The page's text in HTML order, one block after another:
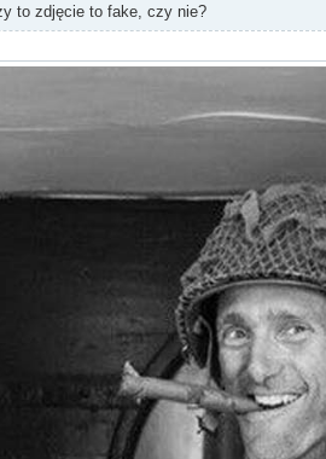
to zdjęcie to fake, czy nie?